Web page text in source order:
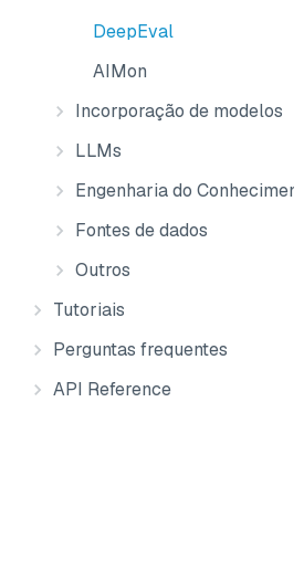
DeepEval
AIMon
Incorporação de modelos
LLMs
Engenharia do Conhecimento
Fontes de dados
Outros
Tutoriais
Perguntas frequentes
API Reference